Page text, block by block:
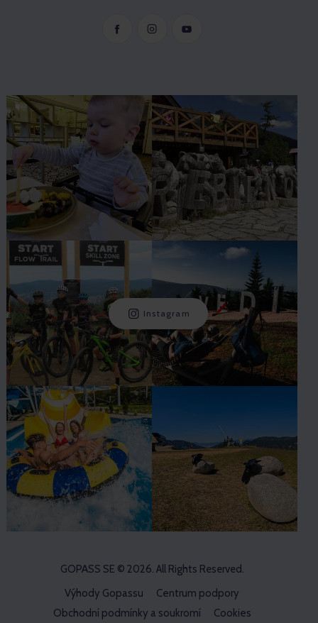
Instagram
GOPASS SE © 2026. All Rights Reserved.
Výhody Gopassu
Centrum podpory
Obchodní podmínky a soukromí
Cookies